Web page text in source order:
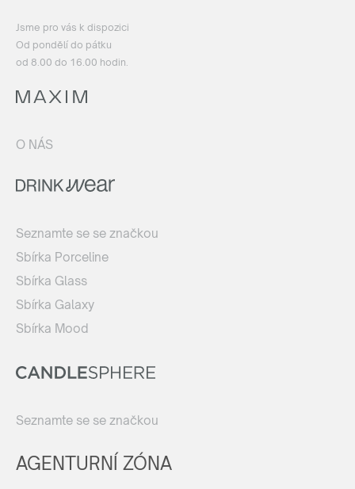
Jsme pro vás k dispozici
Od pondělí do pátku
od 8.00 do 16.00 hodin.
O NÁS
Seznamte se se značkou
Sbírka Porceline
Sbírka Glass
Sbírka Galaxy
Sbírka Mood
Seznamte se se značkou
AGENTURNÍ ZÓNA